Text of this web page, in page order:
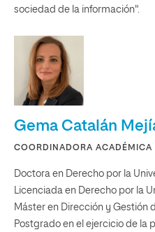
sociedad de la información".
Gema Catalán
COORDINADORA ACADÉMICA
Doctora en Derecho por la
Licenciada en Derecho por la
Máster en Dirección y Gestión
Postgrado en el ejercicio de la